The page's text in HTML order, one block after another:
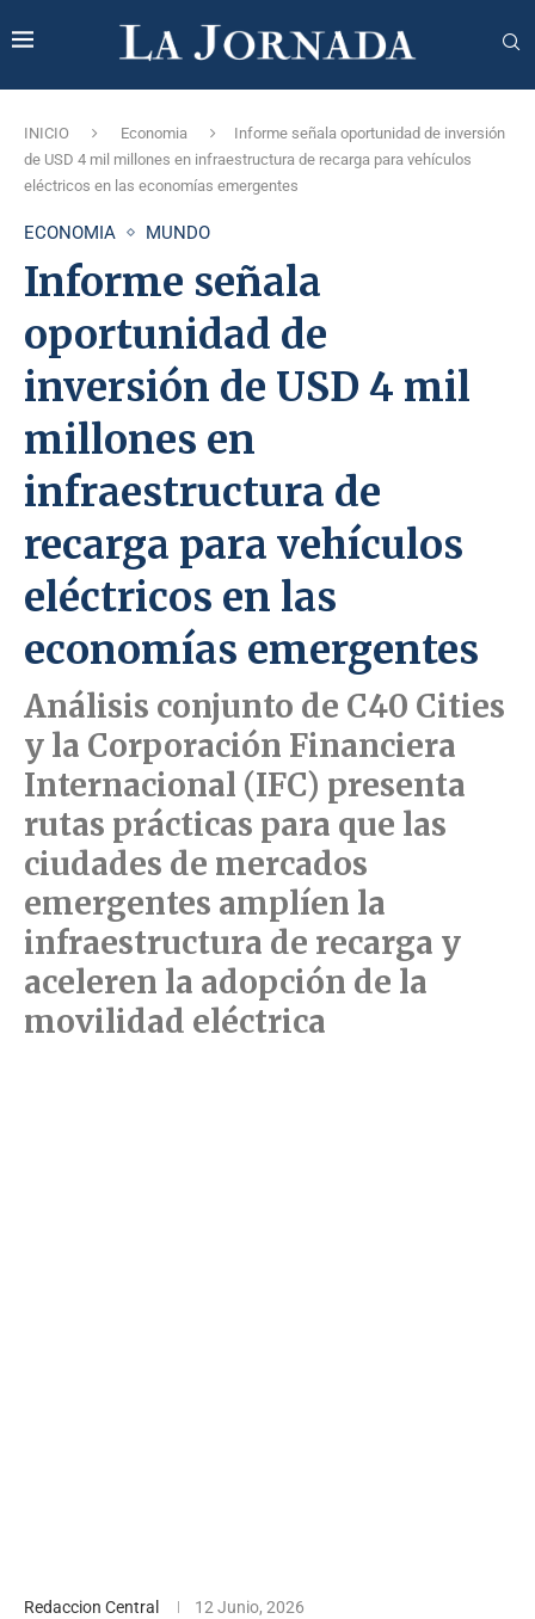
INICIO Economia
Informe señala oportunidad de inversión
de USD 4 mil millones en infraestructura de recarga para vehículos
eléctricos en las economías emergentes
ECONOMIA MUNDO
Informe señala
oportunidad de
inversión de USD 4 mil
millones en
infraestructura de
recarga para vehículos
eléctricos en las
economías emergentes
Análisis conjunto de C40 Cities
y la Corporación Financiera
Internacional (IFC) presenta
rutas prácticas para que las
ciudades de mercados
emergentes amplíen la
infraestructura de recarga y
aceleren la adopción de la
movilidad eléctrica
Redaccion Central 12 Junio, 2026